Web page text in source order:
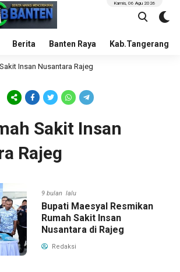
Berita Banten Raya Kab.Tangerang
Kamis, 06 Agu 2026
Insan Nusantara Rajeg
Sakit Insan
Rajeg
9 bulan lalu
Bupati Maesyal Resmikan
Rumah Sakit Insan
Nusantara di Rajeg
Redaksi